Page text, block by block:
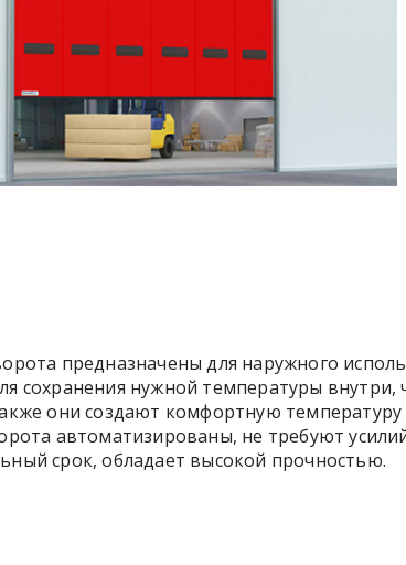
предназначены для наружного
сохранения нужной температуры
они создают комфортную
автоматизированы, не требуют
срок, обладает высокой прочностью.